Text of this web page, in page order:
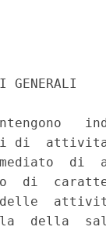
GENERALI
di
di
di
della